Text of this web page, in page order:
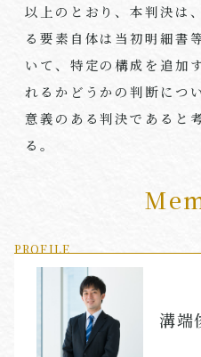
以上のとおり、本判決は
る要素自体は当初明細書
いて、特定の構成を追加
れるかどうかの判断につ
意義のある判決であると
る。
PROFILE
溝端